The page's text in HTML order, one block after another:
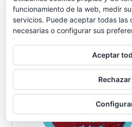
funcionamiento de la web, medir
servicios. Puede aceptar todas las
necesarias o configurar sus
Aceptar
Rechazar